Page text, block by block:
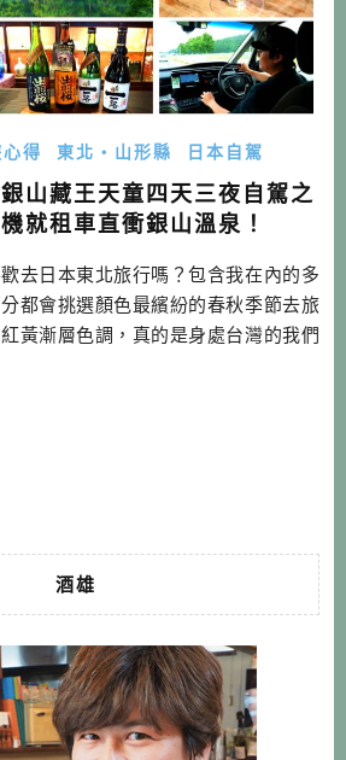
得 東北・山形縣 日本自駕
山藏王天童四天三夜自駕之
就租車直衝銀山溫泉！
去日本東北旅行嗎？包含我在內的多
都會挑選顏色最繽紛的春秋季節去旅
黃漸層色調，真的是身處台灣的我們
然而在綠意盎然的夏季，可以享受鮮
酒雄